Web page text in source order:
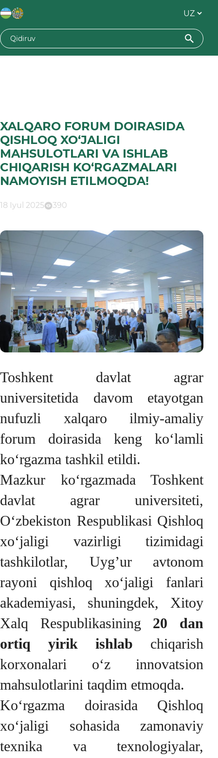
XALQARO FORUM DOIRASIDA
QISHLOQ XO‘JALIGI
MAHSULOTLARI VA ISHLAB
CHIQARISH KO‘RGAZMALARI
NAMOYISH ETILMOQDA!
18 Iyul 2025 390
Toshkent davlat agrar
universitetida davom etayotgan
nufuzli xalqaro ilmiy-amaliy
forum doirasida keng ko‘lamli
ko‘rgazma tashkil etildi.
Mazkur ko‘rgazmada Toshkent
davlat agrar universiteti,
O‘zbekiston Respublikasi Qishloq
xo‘jaligi vazirligi tizimidagi
tashkilotlar, Uyg’ur avtonom
rayoni qishloq xo‘jaligi fanlari
akademiyasi, shuningdek, Xitoy
Xalq Respublikasining 20 dan
ortiq yirik ishlab chiqarish
korxonalari o‘z innovatsion
mahsulotlarini taqdim etmoqda.
Ko‘rgazma doirasida Qishloq
xo‘jaligi sohasida zamonaviy
texnika va texnologiyalar,